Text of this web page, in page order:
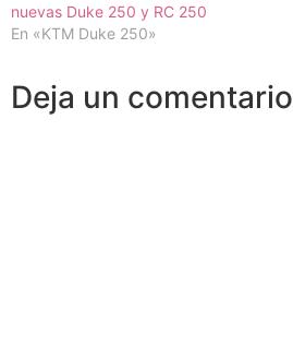
nuevas Duke 250 y RC 250
En «KTM Duke 250»
Deja un comentario